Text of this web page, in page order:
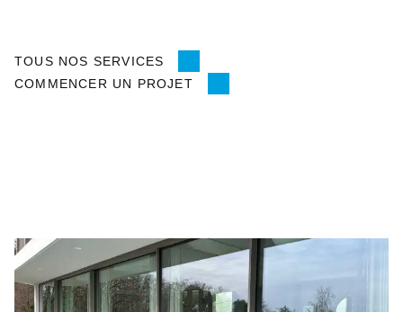
TOUS NOS SERVICES
COMMENCER UN PROJET